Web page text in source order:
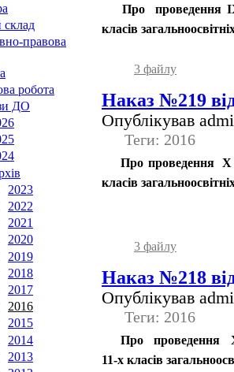
склад
правова
робота
ДО
2023
2022
2021
2020
2019
2018
2017
2016
2015
2014
2013
Про проведення
класів
3 файлу
Наказ №219
Опублікував
Теги: 2016
Про проведення Х
класів
3 файлу
Наказ №218
Опублікував
Теги: 2016
Про проведення
11-х класів